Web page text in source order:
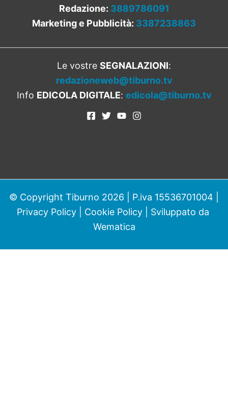
Redazione: 3889786091
Marketing e Pubblicità: 3387238863
Le vostre SEGNALAZIONI:
redazioneweb@tiburno.tv
Info EDICOLA DIGITALE: edicola@tiburno.tv
© Copyright Tiburno 2026 | P.iva 15536701004 |
Privacy Policy| Cookie Policy| Sviluppato da
Wematica